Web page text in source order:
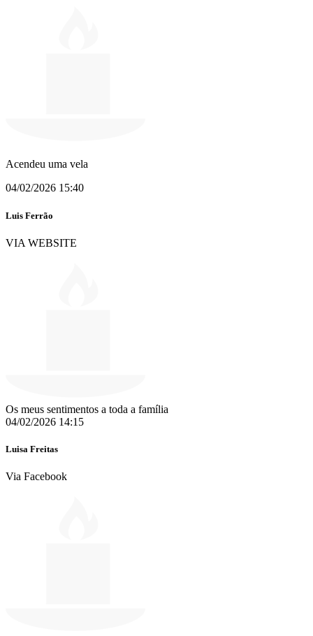
Acendeu uma vela
04/02/2026 15:40
Luis Ferrão
VIA WEBSITE
Os meus sentimentos a toda a família
04/02/2026 14:15
Luisa Freitas
Via Facebook